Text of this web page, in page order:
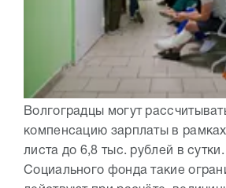
Волгоградцы могут
компенсацию зарплаты в
листа до 6,8 тыс. рублей в
Социального фонда такие